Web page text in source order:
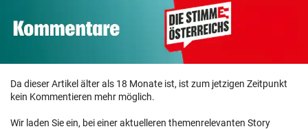
Da dieser Artikel älter als 18 Monate ist, ist zum jetzigen Zeitpunkt
kein Kommentieren mehr möglich.
Wir laden Sie ein, bei einer aktuelleren themenrelevanten Story